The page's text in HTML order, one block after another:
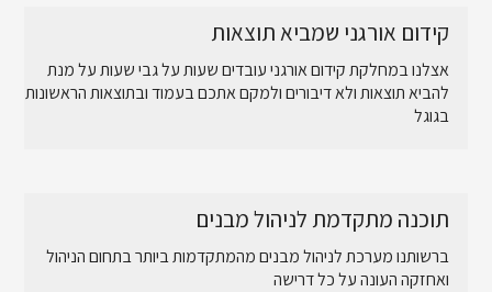
קידום אורגני שמביא תוצאות
אצלנו במחלקת קידום אורגני עובדים שעות על גבי שעות על מנת
להביא תוצאות ולא דיבורים ולמקם אתכם בעמוד ובתוצאות הראשונות
בגוגל
תוכנה מתקדמת לניהול מבנים
ברשותנו מערכת לניהול מבנים מהמתקדמות ביותר בתחום הניהול
ואחזקה העונה על כל דרישה